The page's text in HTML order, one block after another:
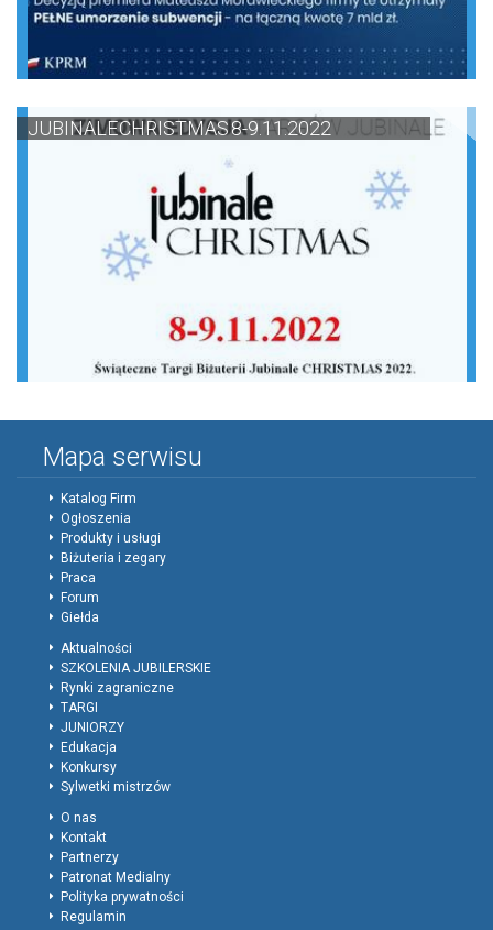
JUBINALE CHRISTMAS 8-9.11.2022
Mapa serwisu
Katalog Firm
Ogłoszenia
Produkty i usługi
Biżuteria i zegary
Praca
Forum
Giełda
Aktualności
SZKOLENIA JUBILERSKIE
Rynki zagraniczne
TARGI
JUNIORZY
Edukacja
Konkursy
Sylwetki mistrzów
O nas
Kontakt
Partnerzy
Patronat Medialny
Polityka prywatności
Regulamin